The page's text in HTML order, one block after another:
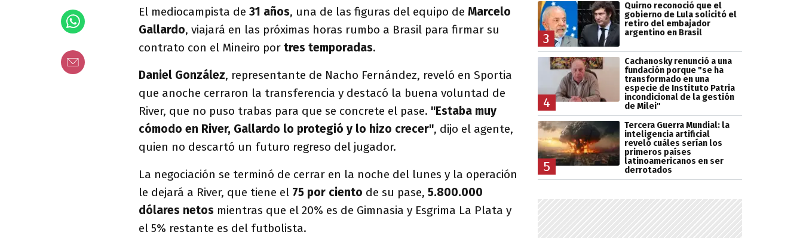
El mediocampista de 31 años, una de las figuras del equipo de Marcelo
Gallardo, viajará en las próximas horas rumbo a Brasil para firmar su
contrato con el Mineiro por tres temporadas.
Daniel González, representante de Nacho Fernández, reveló en Sportia
que anoche cerraron la transferencia y destacó la buena voluntad de
River, que no puso trabas para que se concrete el pase. "Estaba muy
cómodo en River, Gallardo lo protegió y lo hizo crecer", dijo el agente,
quien no descartó un futuro regreso del jugador.
La negociación se terminó de cerrar en la noche del lunes y la operación
le dejará a River, que tiene el 75 por ciento de su pase, 5.800.000
dólares netos mientras que el 20% es de Gimnasia y Esgrima La Plata y
el 5% restante es del futbolista.
3
Quirno reconoció que el
gobierno de Lula solicitó el
retiro del embajador
argentino en Brasil
4
Cachanosky renunció a una
fundación porque "se ha
transformado en una
especie de Instituto Patria
incondicional de la gestión
de Milei"
5
Tercera Guerra Mundial: la
inteligencia artificial
reveló cuáles serían los
primeros países
latinoamericanos en ser
derrotados